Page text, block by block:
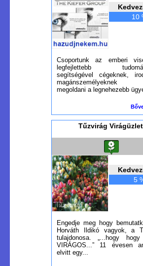
10
Csoportunk az emberi
legfejlettebb
segítségével cégeknek,
megoldani a legnehezebb
Tűzvirág Virágüzlet
5
Engedje meg hogy
Horváth Ildikó vagyok, a
tulajdonosa. „...hogy
VIRÁGOS...” 11 évesen
elvitt egy...